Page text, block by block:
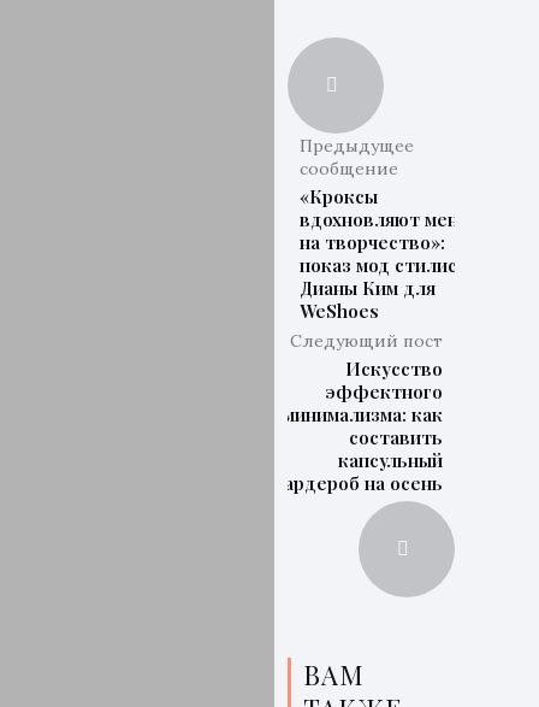
Предыдущее
сообщение
«Кроксы
вдохновляют меня
на творчество»:
показ мод стилистки
Дианы Ким для
WeShoes
Следующий пост
Искусство
эффектного
минимализма: как
составить
капсульный
гардероб на осень
ВАМ